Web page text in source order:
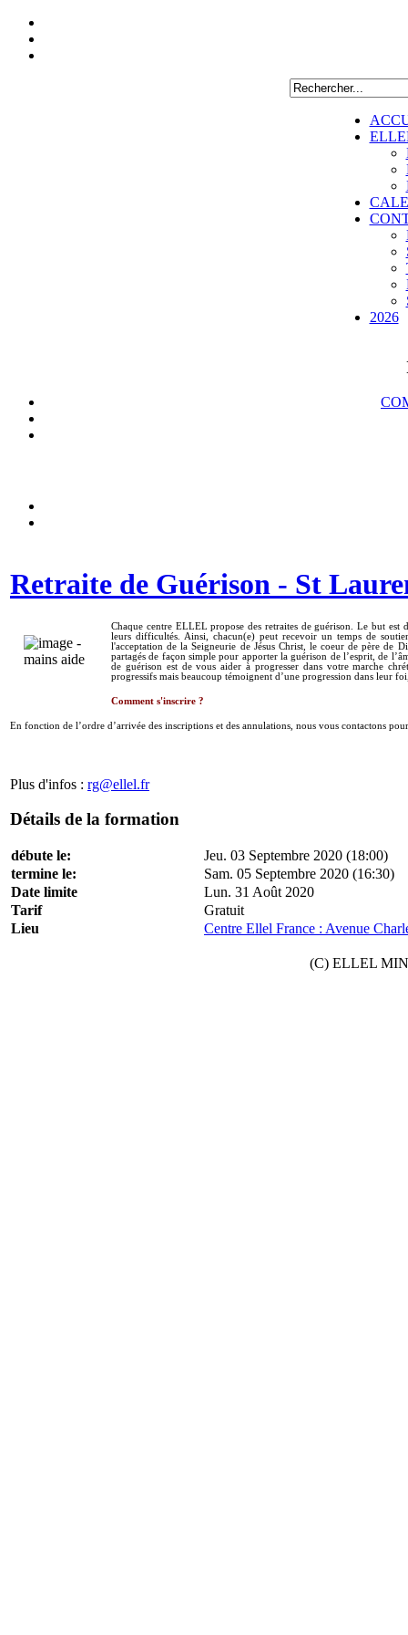
2026
Retraite de Guérison - St
Chaque centre ELLEL propose des retraites de guérison. Le but est
leurs difficultés. Ainsi, chacun(e) peut recevoir un temps de
l'acceptation de la Seigneurie de Jésus Christ, le coeur de père
partagés de façon simple pour apporter la guérison de l’esprit, de
de guérison est de vous aider à progresser dans votre marche
progressifs mais beaucoup témoignent d’une progression dans leur
Comment s'inscrire ?
En fonction de l’ordre d’arrivée des inscriptions et des annulations, nous vous contactons
Plus d'infos : rg@ellel.fr
Détails de la formation
débute le:
Jeu. 03 Septembre 2020 (18:00)
termine le:
Sam. 05 Septembre 2020 (16:30)
Date limite
Lun. 31 Août 2020
Tarif
Gratuit
Lieu
Centre Ellel France : Avenue
(C) ELLEL